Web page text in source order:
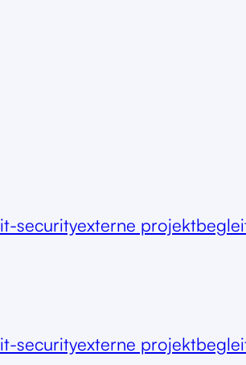
it-securityexterne
it-securityexterne